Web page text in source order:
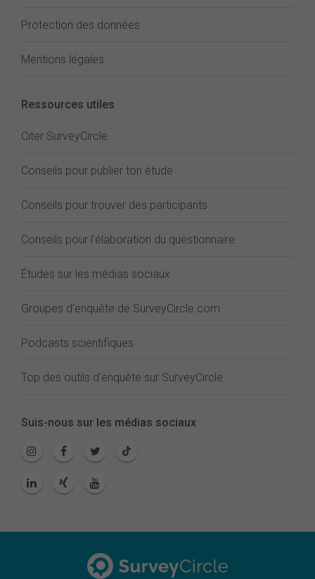
Protection des données
Mentions légales
Ressources utiles
Citer SurveyCircle
Conseils pour publier ton étude
Conseils pour trouver des participants
Conseils pour l'élaboration du questionnaire
Études sur les médias sociaux
Groupes d'enquête de SurveyCircle.com
Podcasts scientifiques
Top des outils d'enquête sur SurveyCircle
Suis-nous sur les médias sociaux